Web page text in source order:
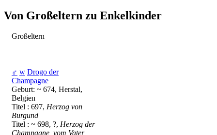
Von Großeltern zu Enkelkinder
Großeltern
♂ w Drogo der
Champagne
Geburt: ~ 674, Herstal,
Belgien
Titel : 697, Herzog von
Burgund
Titel : ~ 698, ?, Herzog der
Champagne, vom Vater